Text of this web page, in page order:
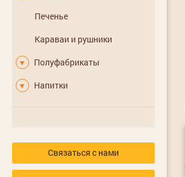
Печенье
Караваи и рушники
▼ Полуфабрикаты
▼ Напитки
Связаться с нами